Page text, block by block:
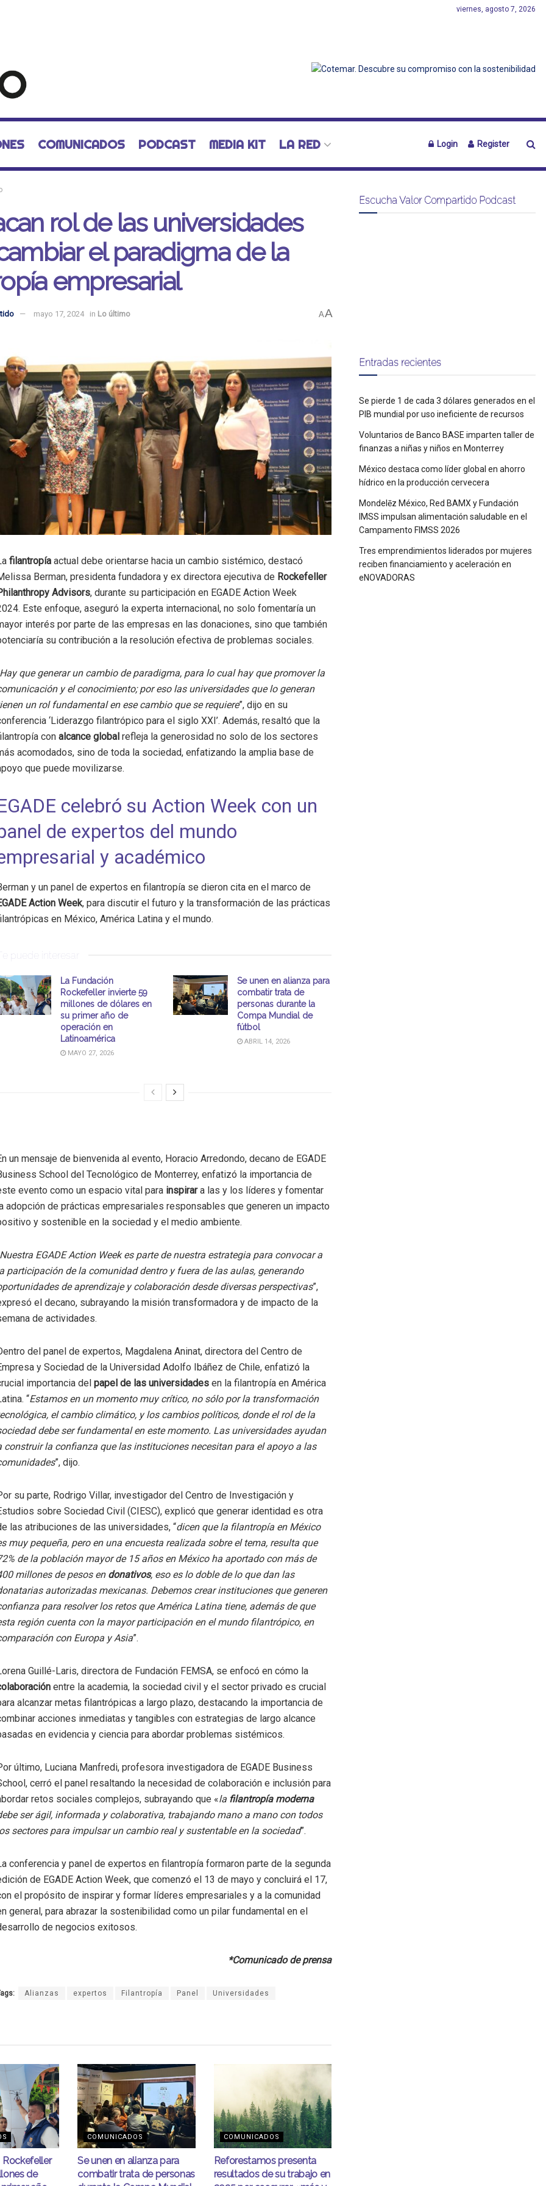
viernes, agosto 7, 2026
COMUNICADOS PODCAST MEDIA KIT LA RED Login Register
rol de las universidades
el paradigma de la
empresarial
mayo 17, 2024 in Lo último AA
filantropía actual debe orientarse hacia un cambio sistémico, destacó
Berman, presidenta fundadora y ex directora ejecutiva de Rockefeller
Advisors, durante su participación en EGADE Action Week
Este enfoque, aseguró la experta internacional, no solo fomentaría un
interés por parte de las empresas en las donaciones, sino que también
su contribución a la resolución efectiva de problemas sociales.
Hay que generar un cambio de paradigma, para lo cual hay que promover la
y el conocimiento; por eso las universidades que lo generan
un rol fundamental en ese cambio que se requiere”, dijo en su
‘Liderazgo filantrópico para el siglo XXI’. Además, resaltó que la
con alcance global refleja la generosidad no solo de los sectores
acomodados, sino de toda la sociedad, enfatizando la amplia base de
que puede movilizarse.
celebró su Action Week con un
de expertos del mundo
y académico
y un panel de expertos en filantropía se dieron cita en el marco de
Action Week, para discutir el futuro y la transformación de las prácticas
en México, América Latina y el mundo.
puede interesar
La Fundación
Rockefeller invierte 59
millones de dólares en
su primer año de
operación en
Latinoamérica
MAYO 27, 2026
Se unen en alianza para
combatir trata de
personas durante la
Compa Mundial de
fútbol
ABRIL 14, 2026
un mensaje de bienvenida al evento, Horacio Arredondo, decano de EGADE
School del Tecnológico de Monterrey, enfatizó la importancia de
evento como un espacio vital para inspirara las y los líderes y fomentar
adopción de prácticas empresariales responsables que generen un impacto
y sostenible en la sociedad y el medio ambiente.
Nuestra EGADE Action Week es parte de nuestra estrategia para convocar a
participación de la comunidad dentro y fuera de las aulas, generando
de aprendizaje y colaboración desde diversas perspectivas”,
el decano, subrayando la misión transformadora y de impacto de la
de actividades.
del panel de expertos, Magdalena Aninat, directora del Centro de
y Sociedad de la Universidad Adolfo Ibáñez de Chile, enfatizó la
importancia del papel de las universidades en la filantropía en América
“Estamos en un momento muy crítico, no sólo por la transformación
el cambio climático, y los cambios políticos, donde el rol de la
debe ser fundamental en este momento. Las universidades ayudan
construir la confianza que las instituciones necesitan para el apoyo a las
”, dijo.
su parte, Rodrigo Villar, investigador del Centro de Investigación y
sobre Sociedad Civil (CIESC), explicó que generar identidad es otra
las atribuciones de las universidades, “dicen que la filantropía en México
muy pequeña, pero en una encuesta realizada sobre el tema, resulta que
de la población mayor de 15 años en México ha aportado con más de
millones de pesos en donativos, eso es lo doble de lo que dan las
autorizadas mexicanas. Debemos crear instituciones que generen
para resolver los retos que América Latina tiene, además de que
región cuenta con la mayor participación en el mundo filantrópico, en
con Europa y Asia”.
Guillé-Laris, directora de Fundación FEMSA, se enfocó en cómo la
entre la academia, la sociedad civil y el sector privado es crucial
alcanzar metas filantrópicas a largo plazo, destacando la importancia de
acciones inmediatas y tangibles con estrategias de largo alcance
en evidencia y ciencia para abordar problemas sistémicos.
último, Luciana Manfredi, profesora investigadora de EGADE Business
cerró el panel resaltando la necesidad de colaboración e inclusión para
retos sociales complejos, subrayando que «la filantropía moderna
ser ágil, informada y colaborativa, trabajando mano a mano con todos
sectores para impulsar un cambio real y sustentable en la sociedad”.
conferencia y panel de expertos en filantropía formaron parte de la segunda
de EGADE Action Week, que comenzó el 13 de mayo y concluirá el 17,
el propósito de inspirar y formar líderes empresariales y a la comunidad
general, para abrazar la sostenibilidad como un pilar fundamental en el
de negocios exitosos.
*Comunicado de prensa
Alianzas expertos Filantropía Panel Universidades
de
COMUNICADOS
Se unen en alianza para
combatir trata de personas
COMUNICADOS
Reforestamos presenta
resultados de su trabajo en
Escucha Valor Compartido Podcast
Entradas recientes
Se pierde 1 de cada 3 dólares generados en el
PIB mundial por uso ineficiente de recursos
Voluntarios de Banco BASE imparten taller de
finanzas a niñas y niños en Monterrey
México destaca como líder global en ahorro
hídrico en la producción cervecera
Mondelēz México, Red BAMX y Fundación
IMSS impulsan alimentación saludable en el
Campamento FIMSS 2026
Tres emprendimientos liderados por mujeres
reciben financiamiento y aceleración en
eNOVADORAS